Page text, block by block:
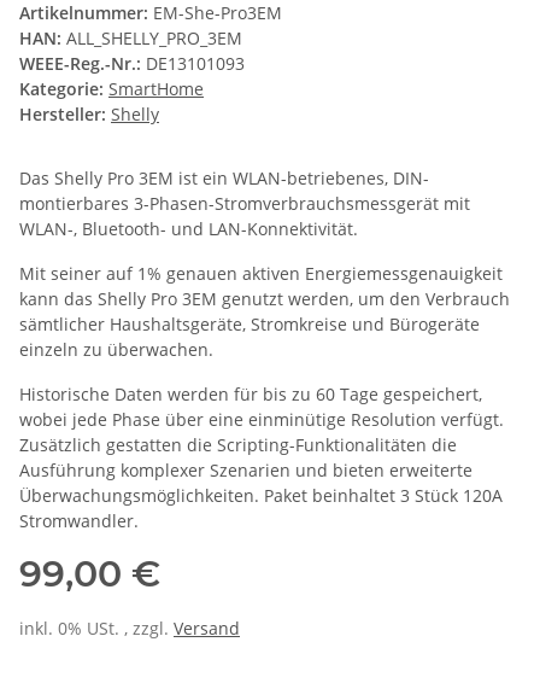
Artikelnummer: EM-She-Pro3EM
HAN: ALL_SHELLY_PRO_3EM
WEEE-Reg.-Nr.: DE13101093
Kategorie: SmartHome
Hersteller: Shelly
Das Shelly Pro 3EM ist ein WLAN-betriebenes, DIN-
montierbares 3-Phasen-Stromverbrauchsmessgerät mit
WLAN-, Bluetooth- und LAN-Konnektivität.
Mit seiner auf 1% genauen aktiven Energiemessgenauigkeit
kann das Shelly Pro 3EM genutzt werden, um den Verbrauch
sämtlicher Haushaltsgeräte, Stromkreise und Bürogeräte
einzeln zu überwachen.
Historische Daten werden für bis zu 60 Tage gespeichert,
wobei jede Phase über eine einminütige Resolution verfügt.
Zusätzlich gestatten die Scripting-Funktionalitäten die
Ausführung komplexer Szenarien und bieten erweiterte
Überwachungsmöglichkeiten. Paket beinhaltet 3 Stück 120A
Stromwandler.
99,00 €
inkl. 0% USt. , zzgl. Versand